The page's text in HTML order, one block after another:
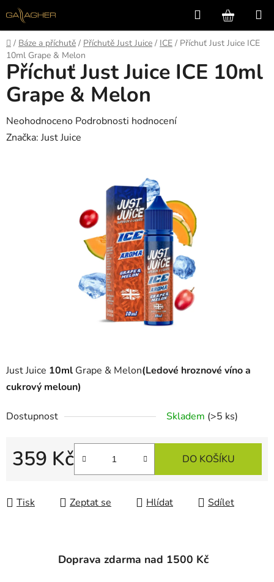
Přejít
na
obsah
Hledat
KOŠÍK
Domů
/ Báze a příchutě / Příchutě Just Juice / ICE / Příchuť Just Juice ICE
10ml Grape & Melon
Just Juice 10ml Grape & Melon(Ledové hroznové víno a
cukrový meloun)
Dostupnost Skladem (>5 ks)
359 Kč DO KOŠÍKU
Tisk Zeptat se Hlídat Sdílet
Příchuť Just Juice ICE 10ml
Grape & Melon
Průměrné
hodnocení
Neohodnoceno Podrobnosti hodnocení
Značka: Just Juice
Doprava zdarma nad 1500 Kč